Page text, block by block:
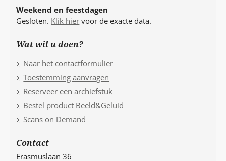
Weekend en feestdagen
Gesloten. Klik hier voor de exacte data.
Wat wil u doen?
Naar het contactformulier
Toestemming aanvragen
Reserveer een archiefstuk
Bestel product Beeld&Geluid
Scans on Demand
Contact
Erasmuslaan 36